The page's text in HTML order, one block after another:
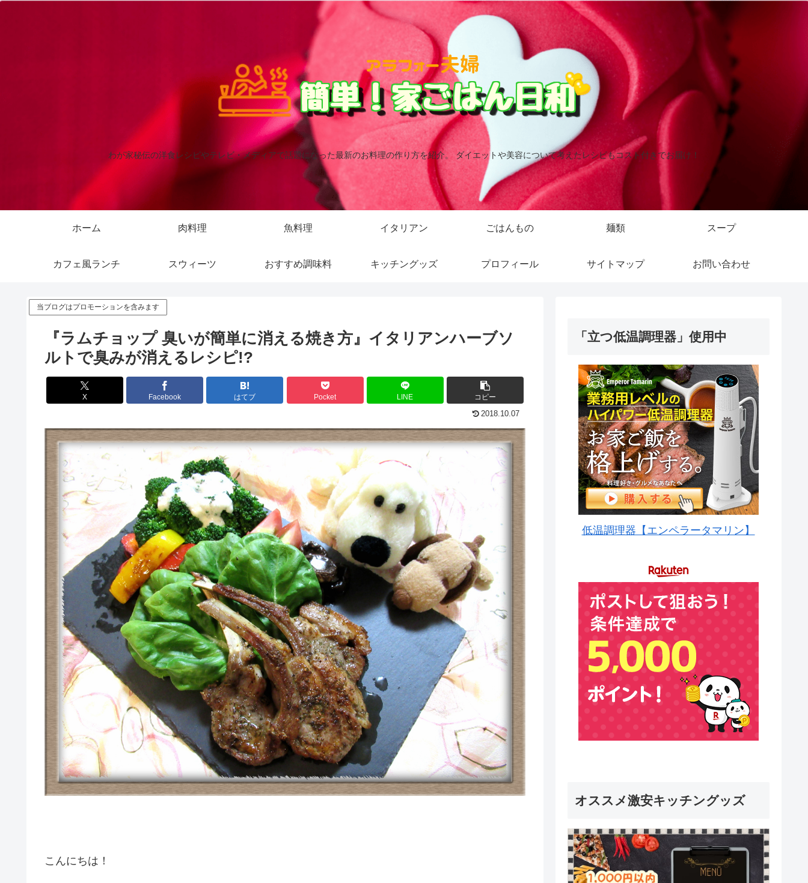
わが家秘伝の洋食レシピやテレビ・メディアで話題になった最新のお料理の作り方を紹介。 ダイエットや美容について考えたレシピもコスト付きでお届け！
ホーム 肉料理 魚料理 イタリアン ごはんもの 麺類 スープ
カフェ風ランチ スウィーツ おすすめ調味料 キッチングッズ プロフィール サイトマップ お問い合わせ
当ブログはプロモーションを含みます
『ラムチョップ 臭いが簡単に消える焼き方』イタリアンハーブソ
ルトで臭みが消えるレシピ!?
X Facebook はてブ Pocket LINE コピー
2018.10.07
こんにちは！
「立つ低温調理器」使用中
低温調理器【エンペラータマリン】
オススメ激安キッチングッズ